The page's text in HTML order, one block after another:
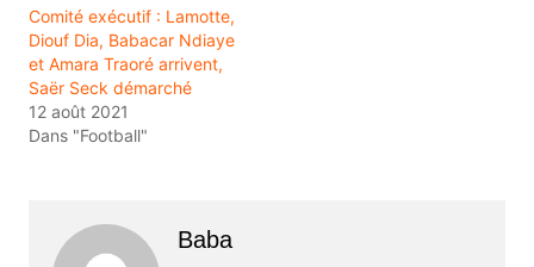
Comité exécutif : Lamotte,
Diouf Dia, Babacar Ndiaye
et Amara Traoré arrivent,
Saër Seck démarché
12 août 2021
Dans "Football"
Baba